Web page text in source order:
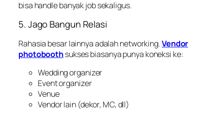
bisa handle banyak job sekaligus.
5. Jago Bangun Relasi
Rahasia besar lainnya adalah networking.Vendor
photoboothsukses biasanya punya koneksi ke:
Wedding organizer
Event organizer
Venue
Vendor lain (dekor, MC, dll)